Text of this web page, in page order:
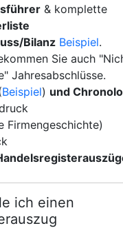
& komplette
Bilanz Beispiel.
Sie auch
Jahresabschlüsse.
Beispiel) und
Firmengeschichte)
ich einen